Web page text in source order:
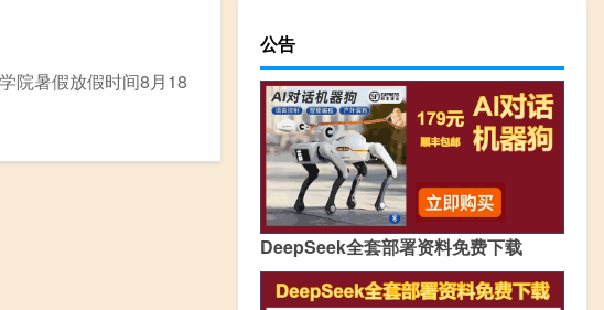
院暑假放假时间8月18
公告
DeepSeek全套部署资料免费下载